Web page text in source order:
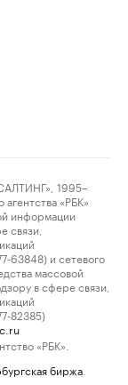
1995–
«РБК»
информации
связи,
63848) и сетевого
массовой
в сфере связи,
82385)
«РБК».
биржа